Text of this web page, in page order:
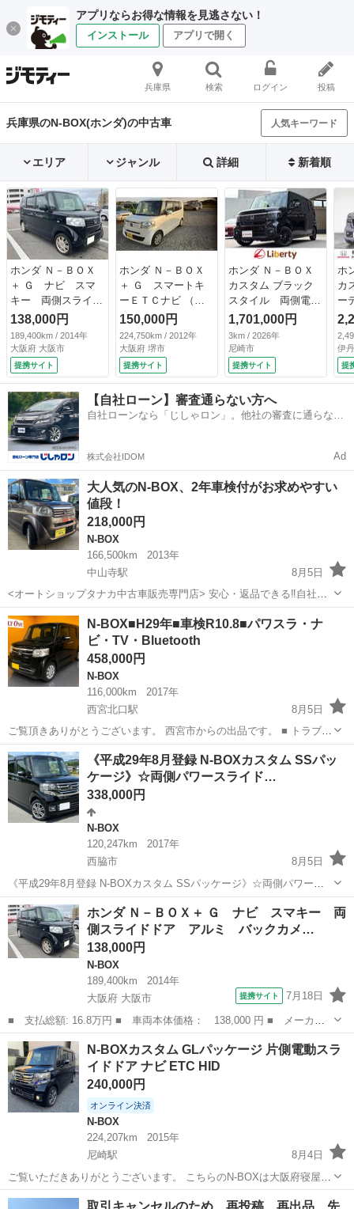
アプリならお得な情報を見逃さない！
インストール アプリで開く
兵庫県 検索 ログイン 投稿
兵庫県のN-BOX(ホンダ)の中古車 人気キーワード
エリア ジャンル 詳細 新着順
ホンダ Ｎ－ＢＯＸ
＋ Ｇ ナビ スマ
キー 両側スライド
ドア アルミ バッ
クカメラ （検8.12）
138,000円
189,400km / 2014年
大阪府 大阪市
提携サイト
ホンダ Ｎ－ＢＯＸ
＋ Ｇ スマートキ
ーＥＴＣナビ （検
9.7）
150,000円
224,750km / 2012年
大阪府 堺市
提携サイト
ホンダ Ｎ－ＢＯＸ
カスタム ブラック
スタイル 両側電動
スライドドア クリ
アランスソナー オ
ートライト スマー
トキー 電動格納ミ
ラー シートヒータ
ー ベンチシート
ＣＶＴ ＥＳＣ チ
ップアップシート
1,701,000円
3km / 2026年
尼崎市
提携サイト
ホ
カ
ー
ル
乗
９
レ
カ
ト
Ｄ
伊
提
【自社ローン】審査通らない方へ
自社ローンなら「じしゃロン」。他社の審査に通らなか
株式会社IDOM Ad
大人気のN-BOX、2年車検付がお求めやすい
値段！
218,000円
N-BOX
166,500km
2013年
中山寺駅
8月5日
<オートショップタナカ中古車販売専門店> 安心・返品できる‼自社ロ
ーンがさらにご利用しやすくなりました！ https://blog.aauto-
tanaka.com/2022/01/loan.html ご覧...
兵庫 伊丹市 N-BOX オートショップタナカ
N-BOX■H29年■車検R10.8■パワスラ・ナ
ビ・TV・Bluetooth
458,000円
N-BOX
116,000km
2017年
西宮北口駅
8月5日
ご覧頂きありがとうございます。 西宮市からの出品です。 ■ トラブル
防止の為、即購入はおやめください。 必ず現車確認の上、ご納得して
頂いてからご購入をお願い致します。 投稿内容などの質問は、コメン
トでお問い合わせください。...
兵庫 西宮市 西宮北口駅 N-BOX
《平成29年8月登録 N-BOXカスタム SSパッ
ケージ》☆両側パワースライド…
338,000円
N-BOX
120,247km
2017年
西脇市
8月5日
《平成29年8月登録 N-BOXカスタム SSパッケージ》☆両側パワース
ライドドア☆スマートキーX2個☆Gathersナビ☆Bluetooth☆バックモ
ニター☆地デジフルセグTV☆ETC☆VSA☆シートヒーター☆【車両交
換や...
兵庫 西脇市 N-BOX
ホンダ Ｎ－ＢＯＸ＋ Ｇ ナビ スマキー 両
側スライドドア アルミ バックカメ…
138,000円
N-BOX
189,400km
2014年
大阪府 大阪市
提携サイト 7月18日
■ 支払総額: 16.8万円 ■ 車両本体価格： 138,000 円 ■ メーカー
名： ホンダ ■ 車種名： Ｎ－ＢＯＸ＋ ■ グレード名： Ｇ ナ
ビ スマキー 両側スライドドア アルミ バックカメラ ■ 排気
量： 660...
大阪 大阪市
N-BOXカスタム GLパッケージ 片側電動スラ
イドドア ナビ ETC HID
240,000円
オンライン決済
N-BOX
224,207km
2015年
尼崎駅
8月4日
ご覧いただきありがとうございます。 こちらのN-BOXは大阪府寝屋川
市から出品しております。 詳しい写真はこちらのページよりご確認く
兵庫 尼崎市 尼崎駅 車両
取引キャンセルのため 再投稿 再出品 先